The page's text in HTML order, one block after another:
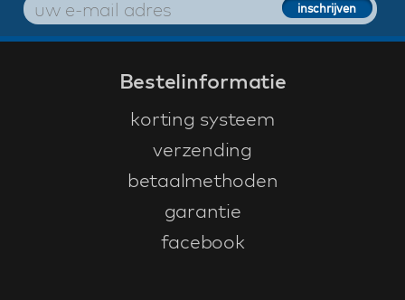
Bestelinformatie
korting systeem
verzending
betaalmethoden
garantie
facebook